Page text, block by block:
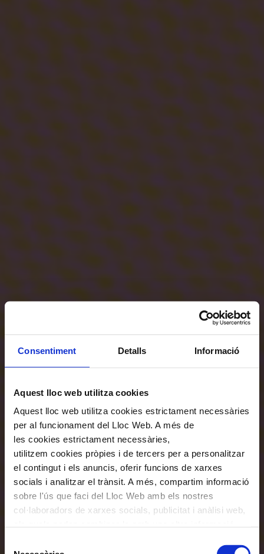
Consentiment Detalls Informació
Aquest lloc web utilitza cookies
Aquest lloc web utilitza cookies estrictament necessàries
per al funcionament del Lloc Web. A més de
les cookies estrictament necessàries,
utilitzem cookies pròpies i de tercers per a personalitzar
el contingut i els anuncis, oferir funcions de xarxes
socials i analitzar el trànsit. A més, compartim informació
sobre l'ús que faci del Lloc Web amb els nostres
col·laboradors de xarxes socials, publicitat i anàlisi web,